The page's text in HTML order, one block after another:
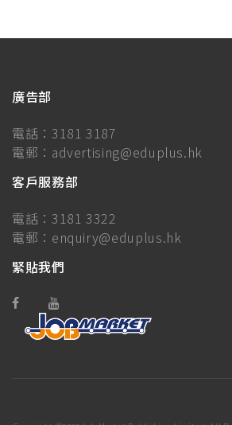
廣告部
電話： 3181 3187
電郵： advertising@eduplus.hk
客戶服務部
電話： 3181 3322
電郵： enquiry@eduplus.hk
緊貼我們